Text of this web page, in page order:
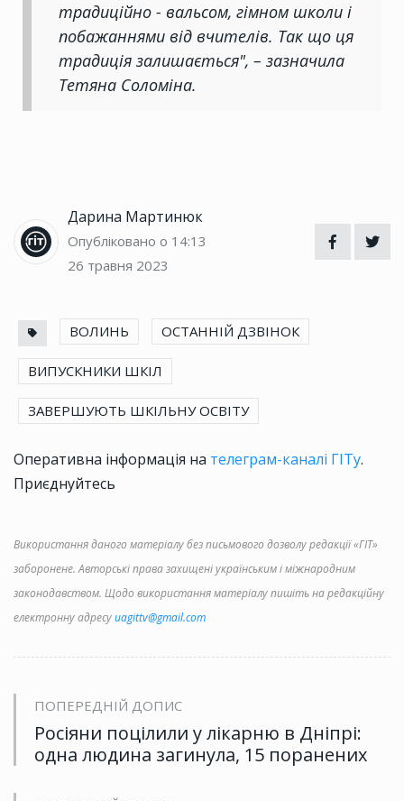
традиційно - вальсом, гімном школи і
побажаннями від вчителів. Так що ця
традиція залишається", – зазначила
Тетяна Соломіна.
Дарина Мартинюк
Опубліковано о 14:13
26 травня 2023
ВОЛИНЬ ОСТАННІЙ ДЗВІНОК
ВИПУСКНИКИ ШКІЛ
ЗАВЕРШУЮТЬ ШКІЛЬНУ ОСВІТУ
Оперативна інформація на телеграм-каналі ГІТу.
Приєднуйтесь
Використання даного матеріалу без письмового дозволу редакції «ГІТ»
заборонене. Авторські права захищені українським і міжнародним
законодавством. Щодо використання матеріалу пишіть на редакційну
електронну адресуuagittv@gmail.com
ПОПЕРЕДНІЙ ДОПИС
Росіяни поцілили у лікарню в Дніпрі:
одна людина загинула, 15 поранених